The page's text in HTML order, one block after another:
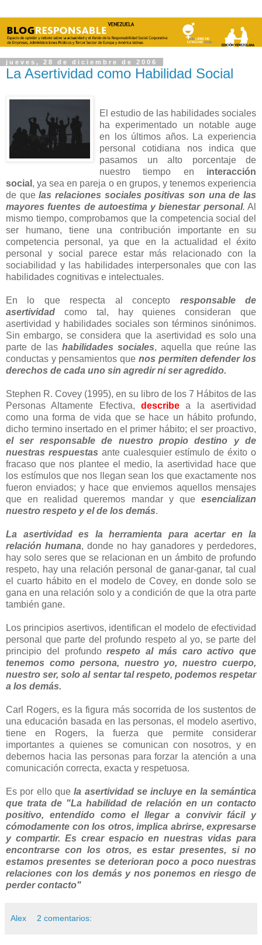
jueves, 28 de diciembre de 2006
La Asertividad como Habilidad Social
El estudio de las habilidades sociales
ha experimentado un notable auge
en los últimos años. La experiencia
personal cotidiana nos indica que
pasamos un alto porcentaje de
nuestro tiempo en interacción
social , ya sea en pareja o en grupos, y tenemos experiencia
de quelas relaciones sociales positivas son una de las
mayores fuentes de autoestima y bienestar personal. Al
mismo tiempo, comprobamos que la competencia social del
ser humano, tiene una contribución importante en su
competencia personal, ya que en la actualidad el éxito
personal y social parece estar más relacionado con la
sociabilidad y las habilidades interpersonales que con las
habilidades cognitivas e intelectuales.
En lo que respecta al concepto responsable de
asertividad como tal, hay quienes consideran que
asertividad y habilidades sociales son términos sinónimos.
Sin embargo, se considera que la asertividad es solo una
parte de las habilidades sociales, aquella que reúne las
conductas y pensamientos que nos permiten defender los
derechos de cada uno sin agredir ni ser agredido.
Stephen R. Covey (1995), en su libro de los 7 Hábitos de las
Personas Altamente Efectiva, describe
a la asertividad
como una forma de vida que se hace un hábito profundo,
dicho termino insertado en el primer hábito; el ser proactivo,
el ser responsable de nuestro propio destino y de
nuestras respuestas ante cualesquier estímulo de éxito o
fracaso que nos plantee el medio, la asertividad hace que
los estímulos que nos llegan sean los que exactamente nos
fueron enviados; y hace que enviemos aquellos mensajes
que en realidad queremos mandar y que esencializan
nuestro respeto y el de los demás.
La asertividad es la herramienta para acertar en la
relación humana, donde no hay ganadores y perdedores,
hay solo seres que se relacionan en un ámbito de profundo
respeto, hay una relación personal de ganar-ganar, tal cual
el cuarto hábito en el modelo de Covey, en donde solo se
gana en una relación solo y a condición de que la otra parte
también gane.
Los principios asertivos, identifican el modelo de efectividad
personal que parte del profundo respeto al yo, se parte del
principio del profundorespeto al más caro activo que
tenemos como persona, nuestro yo, nuestro cuerpo,
nuestro ser, solo al sentar tal respeto, podemos respetar
a los demás.
Carl Rogers, es la figura más socorrida de los sustentos de
una educación basada en las personas, el modelo asertivo,
tiene en Rogers, la fuerza que permite considerar
importantes a quienes se comunican con nosotros, y en
debernos hacia las personas para forzar la atención a una
comunicación correcta, exacta y respetuosa.
Es por ello quela asertividad se incluye en la semántica
que trata de "La habilidad de relación en un contacto
positivo, entendido como el llegar a convivir fácil y
cómodamente con los otros, implica abrirse, expresarse
y compartir. Es crear espacio en nuestras vidas para
encontrarse con los otros, es estar presentes, si no
estamos presentes se deterioran poco a poco nuestras
relaciones con los demás y nos ponemos en riesgo de
perder contacto"
Alex 2 comentarios: